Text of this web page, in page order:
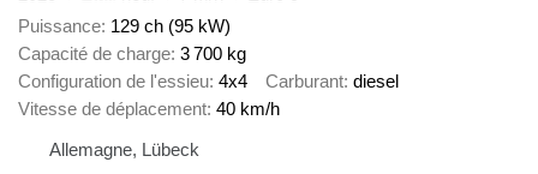
Puissance 129 ch (95 kW)
Capacité de charge 3 700 kg
Configuration de l'essieu 4x4 Carburant diesel
Vitesse de déplacement 40 km/h
Allemagne, Lübeck